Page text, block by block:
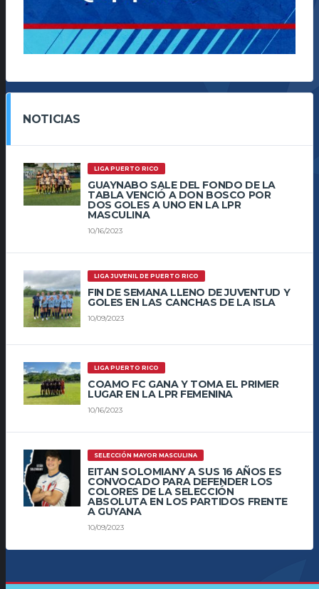
NOTICIAS
LIGA PUERTO RICO
GUAYNABO SALE DEL FONDO DE LA
TABLA VENCIÓ A DON BOSCO POR
DOS GOLES A UNO EN LA LPR
MASCULINA
10/16/2023
LIGA JUVENIL DE PUERTO RICO
FIN DE SEMANA LLENO DE JUVENTUD Y
GOLES EN LAS CANCHAS DE LA ISLA
10/09/2023
LIGA PUERTO RICO
COAMO FC GANA Y TOMA EL PRIMER
LUGAR EN LA LPR FEMENINA
10/16/2023
SELECCIÓN MAYOR MASCULINA
EITAN SOLOMIANY A SUS 16 AÑOS ES
CONVOCADO PARA DEFENDER LOS
COLORES DE LA SELECCIÓN
ABSOLUTA EN LOS PARTIDOS FRENTE
A GUYANA
10/09/2023